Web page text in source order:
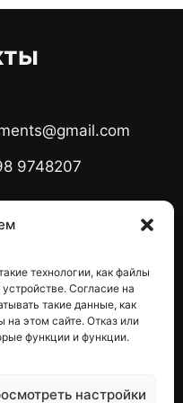
технологии, как файлы
Согласие на
такие данные, как
на этом сайте. Отказ или
функции и функции.
настройки
9748207